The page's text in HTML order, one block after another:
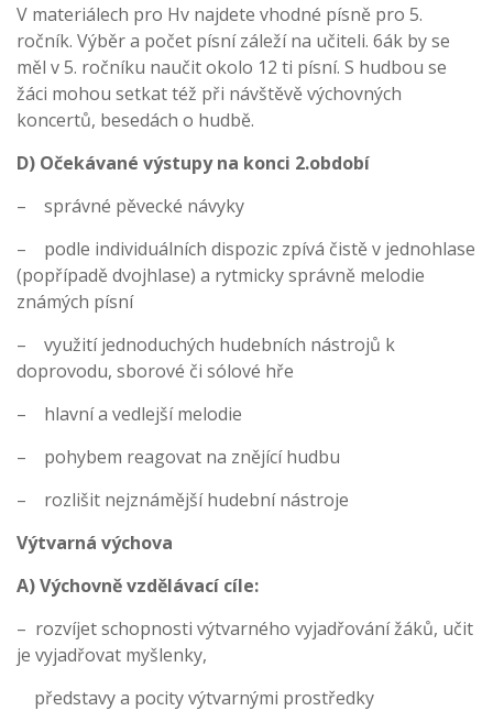
V materiálech pro Hv najdete vhodné písně pro 5.
ročník. Výběr a počet písní záleží na učiteli. 6ák by se
měl v 5. ročníku naučit okolo 12 ti písní. S hudbou se
žáci mohou setkat též při návštěvě výchovných
koncertů, besedách o hudbě.
D) Očekávané výstupy na konci 2.období
– správné pěvecké návyky
– podle individuálních dispozic zpívá čistě v jednohlase
(popřípadě dvojhlase) a rytmicky správně melodie
známých písní
– využití jednoduchých hudebních nástrojů k
doprovodu, sborové či sólové hře
– hlavní a vedlejší melodie
– pohybem reagovat na znějící hudbu
– rozlišit nejznámější hudební nástroje
Výtvarná výchova
A) Výchovně vzdělávací cíle:
– rozvíjet schopnosti výtvarného vyjadřování žáků, učit
je vyjadřovat myšlenky,
představy a pocity výtvarnými prostředky